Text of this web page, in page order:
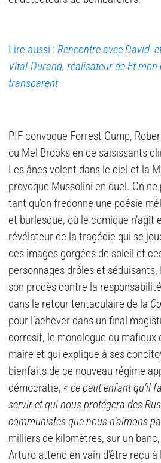
Lire aussi : Rencontre avec David
Vital-Durand, réalisateur de Et
transparent
PIF convoque Forrest Gump,
ou Mel Brooks en de saisissants
Les ânes volent dans le ciel et la
provoque Mussolini en duel. On ne
tant qu’on fredonne une poésie
et burlesque, où le comique n’agit
révélateur de la tragédie qui se
ces images gorgées de soleil et
personnages drôles et séduisants,
son procès contre la
dans le retour tentaculaire de la
pour l’achever dans un final
corrosif, le monologue du mafieux
maire et qui explique à ses
bienfaits de ce nouveau régime
démocratie, « ce petit enfant qu’il
servir et qui nous protégera des
communistes que nous n’aimons
milliers de kilomètres, sur un
Arturo attend en vain d’être reçu à